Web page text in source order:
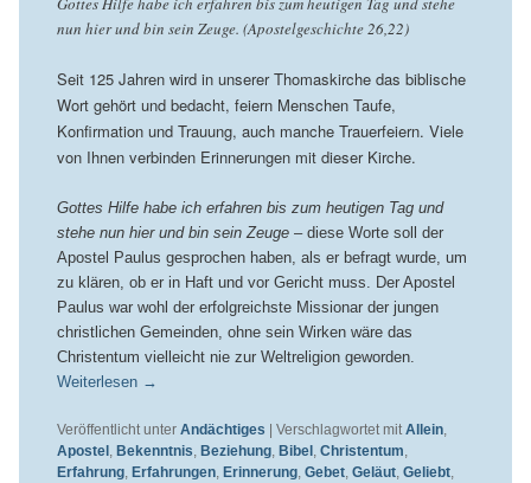
nun hier und bin sein Zeuge. (Apostelgeschichte 26,22)
Seit 125 Jahren wird in unserer Thomaskirche das biblische
Wort gehört und bedacht, feiern Menschen Taufe,
Konfirmation und Trauung, auch manche Trauerfeiern. Viele
von Ihnen verbinden Erinnerungen mit dieser Kirche.
Gottes Hilfe habe ich erfahren bis zum heutigen Tag und
stehe nun hier und bin sein Zeuge– diese Worte soll der
Apostel Paulus gesprochen haben, als er befragt wurde, um
zu klären, ob er in Haft und vor Gericht muss. Der Apostel
Paulus war wohl der erfolgreichste Missionar der jungen
christlichen Gemeinden, ohne sein Wirken wäre das
Christentum vielleicht nie zur Weltreligion geworden.
Weiterlesen →
Veröffentlicht unter Andächtiges Verschlagwortet mit Allein,
Apostel , Bekenntnis, Beziehung, Bibel , Christentum,
Erfahrung, Erfahrungen, Erinnerung, Gebet, Geläut, Geliebt,